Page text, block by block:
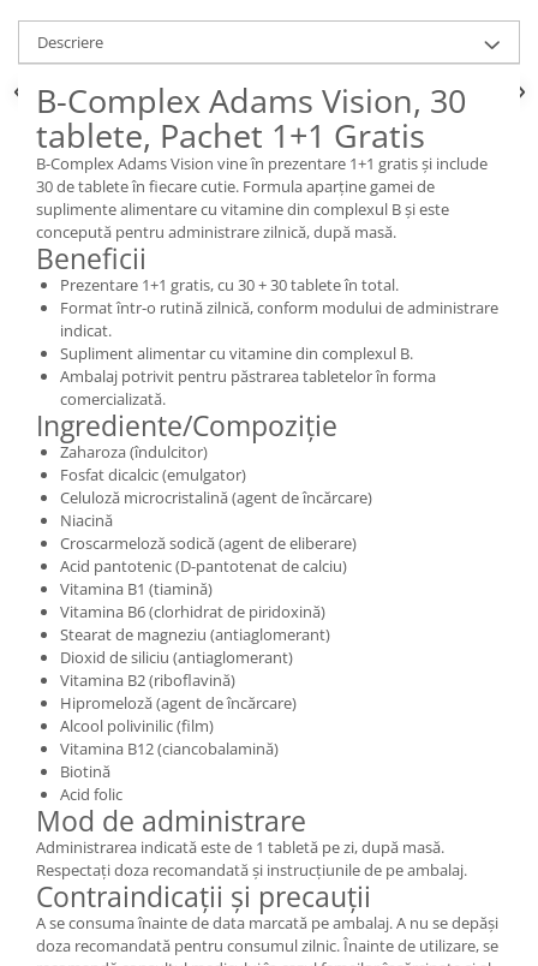
Descriere
B-Complex Adams Vision, 30
tablete, Pachet 1+1 Gratis
B-Complex Adams Vision vine în prezentare 1+1 gratis și include
30 de tablete în fiecare cutie. Formula aparține gamei de
suplimente alimentare cu vitamine din complexul B și este
concepută pentru administrare zilnică, după masă.
Beneficii
Prezentare 1+1 gratis, cu 30 + 30 tablete în total.
Format într-o rutină zilnică, conform modului de administrare
indicat.
Supliment alimentar cu vitamine din complexul B.
Ambalaj potrivit pentru păstrarea tabletelor în forma
comercializată.
Ingrediente/Compoziție
Zaharoza (îndulcitor)
Fosfat dicalcic (emulgator)
Celuloză microcristalină (agent de încărcare)
Niacină
Croscarmeloză sodică (agent de eliberare)
Acid pantotenic (D-pantotenat de calciu)
Vitamina B1 (tiamină)
Vitamina B6 (clorhidrat de piridoxină)
Stearat de magneziu (antiaglomerant)
Dioxid de siliciu (antiaglomerant)
Vitamina B2 (riboflavină)
Hipromeloză (agent de încărcare)
Alcool polivinilic (film)
Vitamina B12 (ciancobalamină)
Biotină
Acid folic
Mod de administrare
Administrarea indicată este de 1 tabletă pe zi, după masă.
Respectați doza recomandată și instrucțiunile de pe ambalaj.
Contraindicații și precauții
A se consuma înainte de data marcată pe ambalaj. A nu se depăși
doza recomandată pentru consumul zilnic. Înainte de utilizare, se